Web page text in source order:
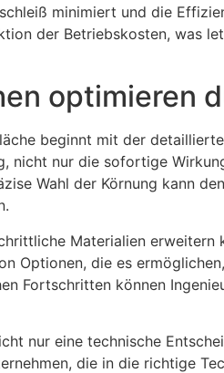
minimiert und die
der Betriebskosten, was
optimieren
beginnt mit der
nicht nur die sofortige
Wahl der Körnung kann
Materialien
Optionen, die es
Fortschritten können
nur eine technische
die in die richtige